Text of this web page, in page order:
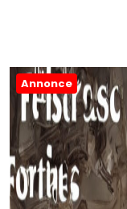
Annonce